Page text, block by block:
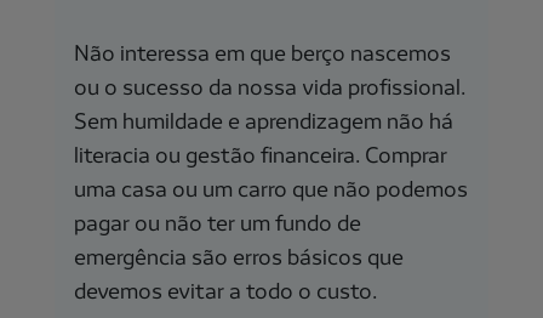
Não interessa em que berço nascemos
ou o sucesso da nossa vida profissional.
Sem humildade e aprendizagem não há
literacia ou gestão financeira. Comprar
uma casa ou um carro que não podemos
pagar ou não ter um fundo de
emergência são erros básicos que
devemos evitar a todo o custo.